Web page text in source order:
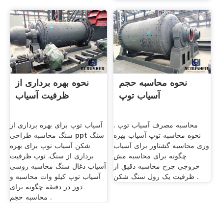
نحوه بهره برداری از
ظرفیت آسیاب
آسیاب توپ برای بهره برداری از
سنگ محاسبه طراحی ppt سنگ
شکن آسیاب توپ برای بهره
برداری از سنگ. توپ ظرفیت
آسیاب ذغال سنگ محاسبه روسی
آسیاب توپ کیلو وات محاسبه و
دور در دقیقه چگونه برای
محاسبه حجم .
نحوه محاسبه حجم
آسیاب توپ
محاسبه مصرف آسیاب توپ .
نحوه محاسبه توپ آسیاب بهره
وری محاسبه گشتاور برای آسیاب
چگونه برای محاسبه مش
خروجی چرخ محاسبه دقیق از
ظرفیت یک رول سنگ شکن .